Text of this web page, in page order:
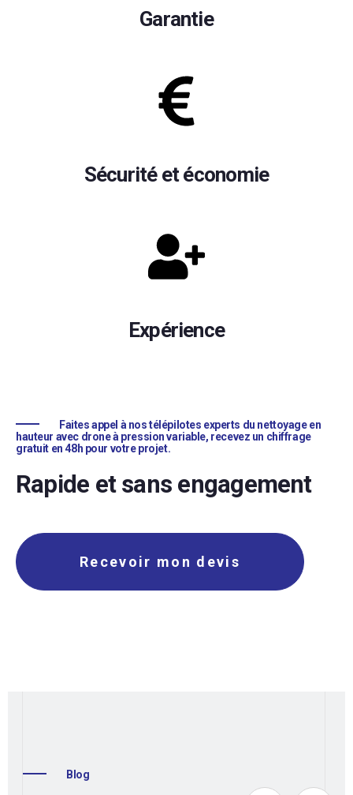
Garantie
Sécurité et économie
Expérience
Faites appel à nos télépilotes experts du nettoyage en
hauteur avec drone à pression variable, recevez un chiffrage
gratuit en 48h pour votre projet.
Rapide et sans engagement
Recevoir mon devis
Blog